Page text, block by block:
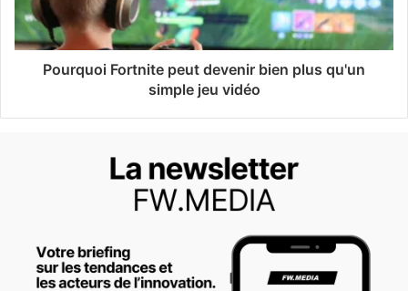
Pourquoi Fortnite peut devenir bien plus qu'un
simple jeu vidéo